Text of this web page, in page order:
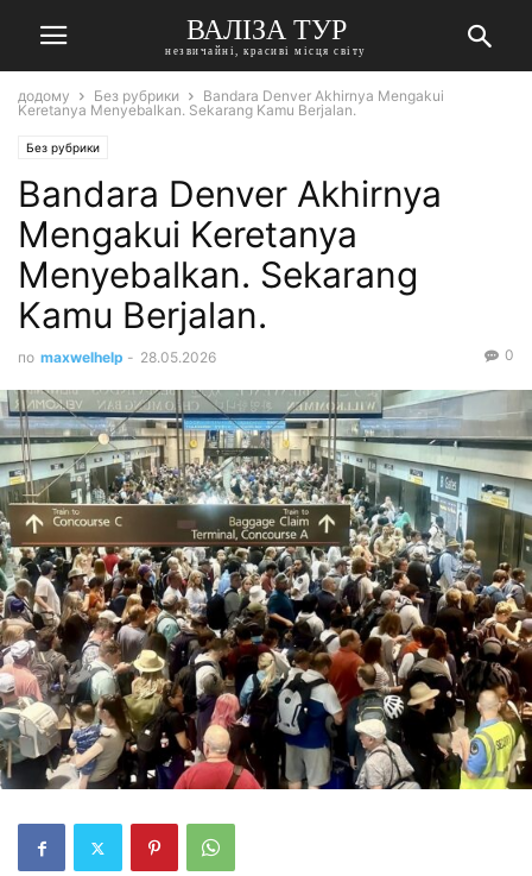
ВАЛІЗА ТУР
незвичайні, красиві місця світу
додому Без рубрики
Bandara Denver Akhirnya Mengakui
Keretanya Menyebalkan. Sekarang Kamu Berjalan.
Без рубрики
Bandara Denver Akhirnya
Mengakui Keretanya
Menyebalkan. Sekarang
Kamu Berjalan.
по maxwelhelp - 28.05.2026 0